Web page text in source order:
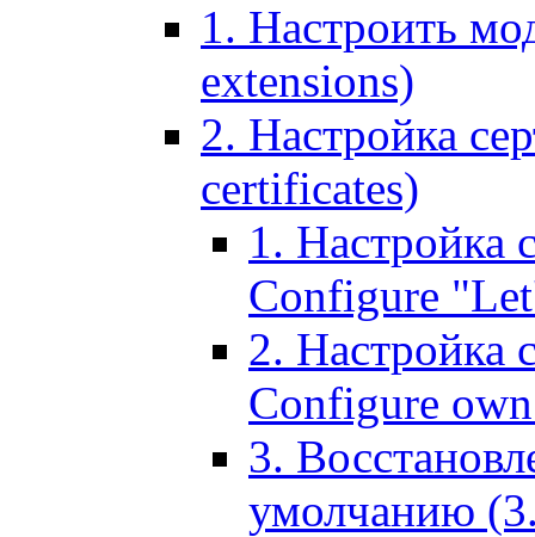
1. Настроить
extensions)
2. Настройка
certificates)
1. Настройка
Configure
2. Настройка
Configure
3.
умолчанию